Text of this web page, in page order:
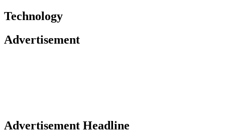
Technology
Advertisement
Advertisement Headline